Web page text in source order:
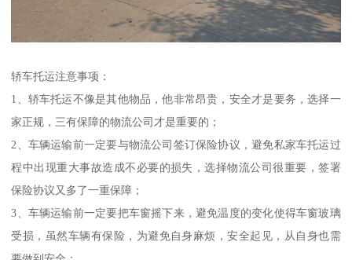
轿车托运注意事项：
1、轿车托运不像是其他物品，他非常昂贵，安全才是要务，选择一
家正规，三有保障的物流公司才是重要的；
2、车辆运输前一定要与物流公司签订保险协议，避免私家车托运过
程中出现重大事故造成不必要的损失，选择物流公司很重要，签署
保险协议又多了一重保障；
3、车辆运输前一定要把车窗摇下来，避免温度的变化使得车窗玻璃
受损，虽然车辆有保险，为避免自身麻烦，安全起见，从自身也需